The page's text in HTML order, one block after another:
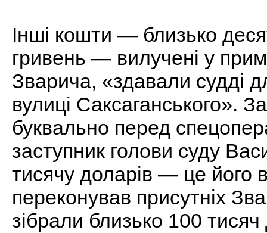
Інші кошти — близько
гривень — вилучені у
Зварича, «здавали судді
вулиці Саксаганського».
буквально перед
заступник голови суду
тисячу доларів — це його
переконував присутніх
зібрали близько 100 тисяч